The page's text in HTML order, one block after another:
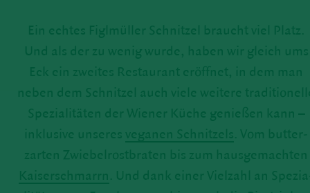
Ein echtes Figl­müller Schnitzel braucht viel Platz.
Und als der zu wenig wurde, haben wir gleich ums
Eck ein zweites Restau­rant eröffnet, in dem man
neben dem Schnitzel auch viele weitere
Spezia­li­täten der Wiener Küche genießen kann –
inklu­sive unseres veganen Schnit­zels . Vom butter­
zarten Zwie­bel­rost­braten bis zum haus­ge­machten
Kaiser­schmarrn . Und dank einer Viel­zahl an